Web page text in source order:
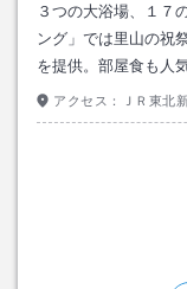
３つの大浴場、１７
ング」では里山の祝
を提供。部屋食も人
アクセス： ＪＲ東北